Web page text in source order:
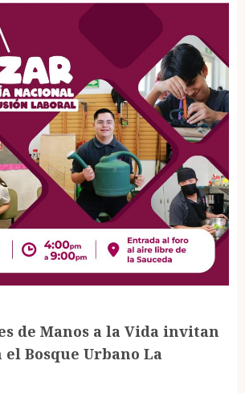
de Manos a la Vida invitan
el Bosque Urbano La